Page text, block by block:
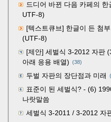
드디어 바뀐 다음 카페의
UTF-8)
[텍스트큐브] 한글이 든 첨
(UTF-8)
[제안] 세벌식 3-2012 자판
아래 응용 배열) (38)
두벌 자판의 장단점과 미래
표준이 된 세벌식? - (6)
나랏말씀
세벌식 3-2011 / 3-2012 자